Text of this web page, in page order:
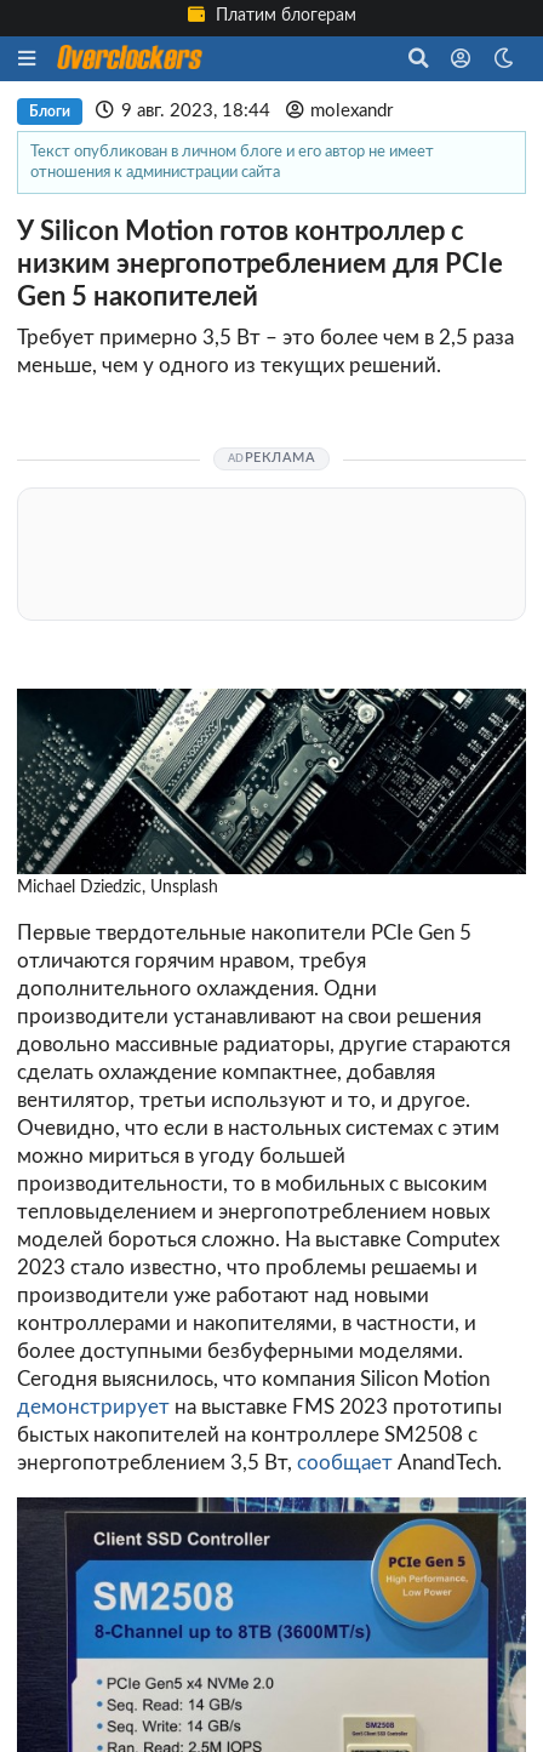
Платим блогерам
Блоги 9 авг. 2023, 18:44 molexandr
Текст опубликован в личном блоге и его автор не имеет
отношения к администрации сайта
У Silicon Motion готов контроллер с
низким энергопотреблением для PCIe
Gen 5 накопителей
Требует примерно 3,5 Вт – это более чем в 2,5 раза
меньше, чем у одного из текущих решений.
РЕКЛАМА
Michael Dziedzic, Unsplash
Первые твердотельные накопители PCIe Gen 5
отличаются горячим нравом, требуя
дополнительного охлаждения. Одни
производители устанавливают на свои решения
довольно массивные радиаторы, другие стараются
сделать охлаждение компактнее, добавляя
вентилятор, третьи используют и то, и другое.
Очевидно, что если в настольных системах с этим
можно мириться в угоду большей
производительности, то в мобильных с высоким
тепловыделением и энергопотреблением новых
моделей бороться сложно. На выставке Computex
2023 стало известно, что проблемы решаемы и
производители уже работают над новыми
контроллерами и накопителями, в частности, и
более доступными безбуферными моделями.
Сегодня выяснилось, что компания Silicon Motion
демонстрирует на выставке FMS 2023 прототипы
быстых накопителей на контроллере SM2508 с
энергопотреблением 3,5 Вт, сообщает AnandTech.